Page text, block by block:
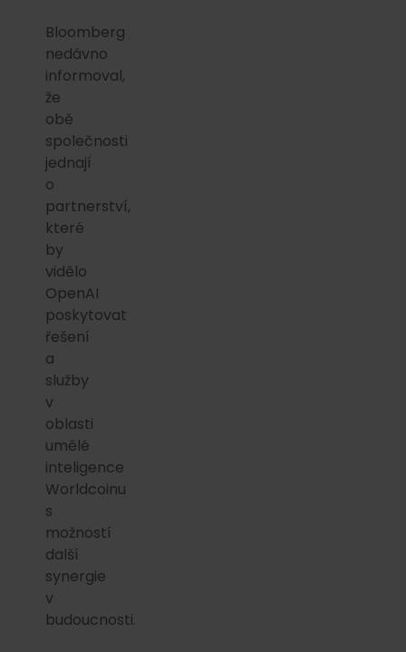
Bloomberg
nedávno
informoval,
že
obě
společnosti
jednají
o
partnerství,
které
by
vidělo
OpenAI
poskytovat
řešení
a
služby
v
oblasti
umělé
inteligence
Worldcoinu
s
možností
další
synergie
v
budoucnosti.